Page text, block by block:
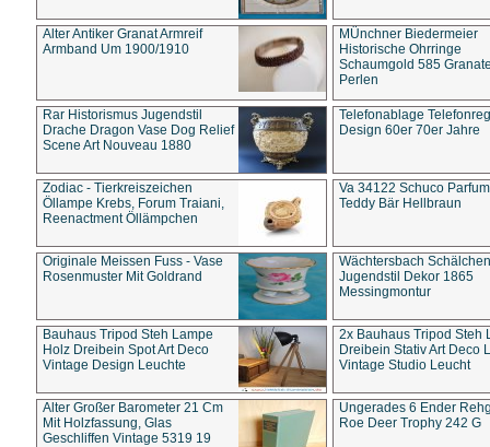
Alter Antiker Granat Armreif
Armband Um 1900/1910
MÜnchner Biedermeier
Historische Ohrringe
Schaumgold 585
Perlen
Rar Historismus Jugendstil
Drache Dragon Vase Dog Relief
Scene Art Nouveau 1880
Telefonablage
Design 60er 70er Jahre
Zodiac - Tierkreiszeichen
Öllampe Krebs, Forum Traiani,
Reenactment Öllämpchen
Va 34122 Schuco
Teddy Bär Hellbraun
Originale Meissen Fuss - Vase
Rosenmuster Mit Goldrand
Wächtersbach Schälchen
Jugendstil Dekor 1865
Messingmontur
Bauhaus Tripod Steh Lampe
Holz Dreibein Spot Art Deco
Vintage Design Leuchte
2x Bauhaus Tripod Steh
Dreibein Stativ Art Deco
Vintage Studio Leucht
Alter Großer Barometer 21 Cm
Mit Holzfassung, Glas
Geschliffen Vintage 5319 19
Ungerades 6 Ender
Roe Deer Trophy 242 G